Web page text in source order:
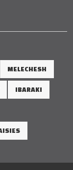
MELECHESH
IBARAKI